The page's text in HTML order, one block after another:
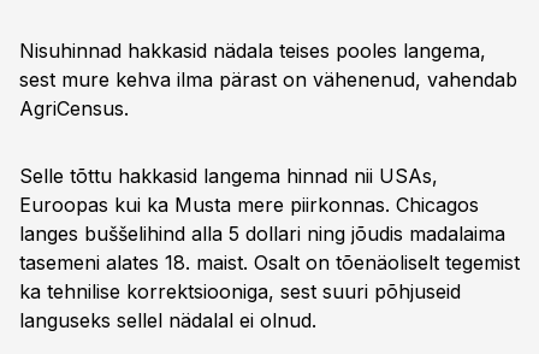
Nisuhinnad hakkasid nädala teises pooles langema,
sest mure kehva ilma pärast on vähenenud, vahendab
AgriCensus.
Selle tõttu hakkasid langema hinnad nii USAs,
Euroopas kui ka Musta mere piirkonnas. Chicagos
langes buššelihind alla 5 dollari ning jõudis madalaima
tasemeni alates 18. maist. Osalt on tõenäoliselt tegemist
ka tehnilise korrektsiooniga, sest suuri põhjuseid
languseks sellel nädalal ei olnud.